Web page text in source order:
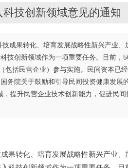
技创新领域意见的通知
成果转化、培育发展战略性新兴产业、
技创新领域作为一项重要任务。目前，
包括民营企业）参与实施。民间资本已
务院关于鼓励和引导民间投资健康发展
提升民营企业技术创新能力，促进民间
果转化、培育发展战略性新兴产业、